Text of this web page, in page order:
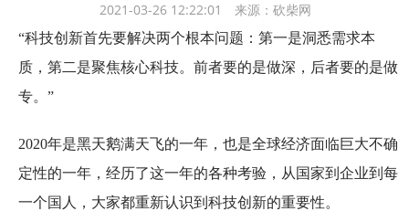
2021-03-26 12:22:01 来源：砍柴网
“科技创新首先要解决两个根本问题：第一是洞悉需求本
质，第二是聚焦核心科技。前者要的是做深，后者要的是做
专。”
2020年是黑天鹅满天飞的一年，也是全球经济面临巨大不确
定性的一年，经历了这一年的各种考验，从国家到企业到每
一个国人，大家都重新认识到科技创新的重要性。